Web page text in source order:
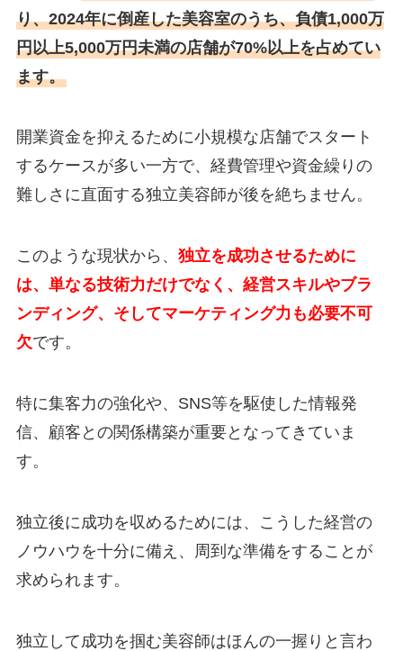
り、2024年に倒産した美容室のうち、負債1,000万
円以上5,000万円未満の店舗が70%以上を占めてい
ます。
開業資金を抑えるために小規模な店舗でスタート
するケースが多い一方で、経費管理や資金繰りの
難しさに直面する独立美容師が後を絶ちません。
このような現状から、 独立を成功させるために
は、単なる技術力だけでなく、経営スキルやブラ
ンディング、そしてマーケティング力も必要不可
欠です。
特に集客力の強化や、SNS等を駆使した情報発
信、顧客との関係構築が重要となってきていま
す。
独立後に成功を収めるためには、こうした経営の
ノウハウを十分に備え、周到な準備をすることが
求められます。
独立して成功を掴む美容師はほんの一握りと言わ